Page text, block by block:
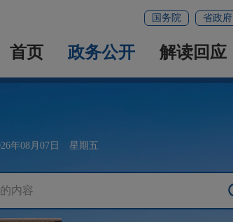
国务院 省政府
首页 政务公开 解读回应
年08月07日 星期五